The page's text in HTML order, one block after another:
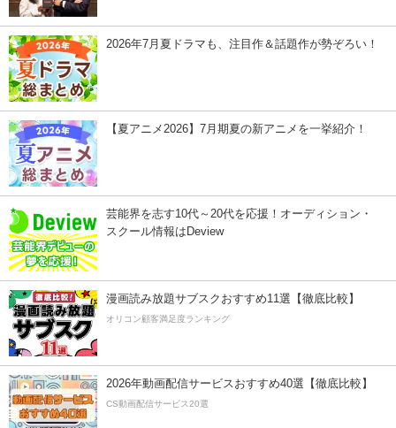
2026年7月夏ドラマも、注目作＆話題作が勢ぞろい！
【夏アニメ2026】7月期夏の新アニメを一挙紹介！
芸能界を志す10代～20代を応援！オーディション・
スクール情報はDeview
漫画読み放題サブスクおすすめ11選【徹底比較】
オリコン顧客満足度ランキング
2026年動画配信サービスおすすめ40選【徹底比較】
CS動画配信サービス20選